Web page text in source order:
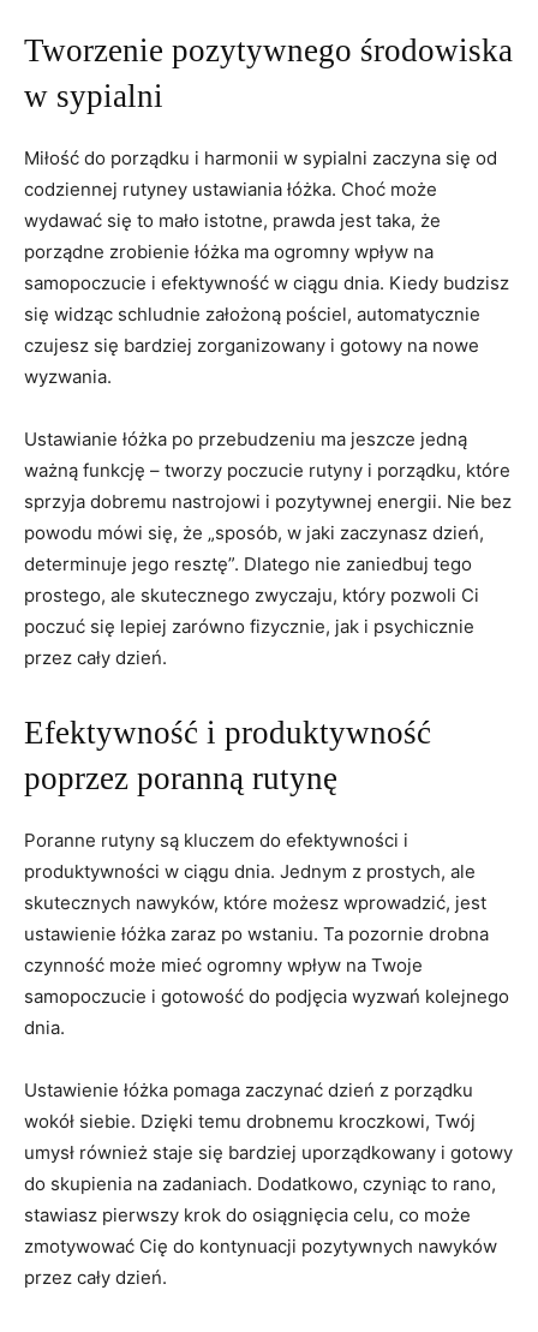
Tworzenie pozytywnego środowiska
w sypialni
Miłość do porządku i ‌harmonii w⁢ sypialni zaczyna‌ się od
codziennej rutyney ustawiania łóżka. Choć może
wydawać się‍ to⁢ mało istotne, prawda ⁤jest​ taka, że
porządne​ zrobienie łóżka ma ogromny wpływ na
samopoczucie i efektywność w ciągu ⁣dnia. ​Kiedy budzisz
się widząc schludnie założoną pościel, automatycznie
czujesz się bardziej zorganizowany i gotowy na‍ nowe
wyzwania.
Ustawianie łóżka po przebudzeniu ma jeszcze jedną
ważną funkcję – ‌tworzy ‌poczucie rutyny i porządku, które
sprzyja ⁢dobremu nastrojowi i pozytywnej energii. Nie bez
powodu mówi się, że „sposób, w jaki zaczynasz dzień,
determinuje jego resztę”. Dlatego nie zaniedbuj tego
prostego, ale skutecznego zwyczaju, który pozwoli Ci
poczuć się ⁣lepiej zarówno⁣ fizycznie, jak i psychicznie​
przez cały dzień.
Efektywność i produktywność
poprzez poranną rutynę
Poranne rutyny są kluczem do efektywności i
produktywności w ciągu dnia. Jednym z⁤ prostych, ‍ale ​
skutecznych nawyków, które możesz⁣ wprowadzić, jest
ustawienie łóżka zaraz po wstaniu. Ta pozornie drobna
czynność może mieć ogromny wpływ na Twoje
samopoczucie i ​gotowość do⁣ podjęcia‍ wyzwań kolejnego
dnia.
Ustawienie łóżka pomaga zaczynać dzień z porządku
wokół‌ siebie. Dzięki temu drobnemu ⁢kroczkowi, Twój
umysł również staje się⁢ bardziej uporządkowany i gotowy⁢
do skupienia na zadaniach. ‍Dodatkowo, czyniąc to rano,
stawiasz pierwszy krok ‌do osiągnięcia celu, co może
zmotywować Cię do kontynuacji pozytywnych nawyków
przez cały ⁤dzień.